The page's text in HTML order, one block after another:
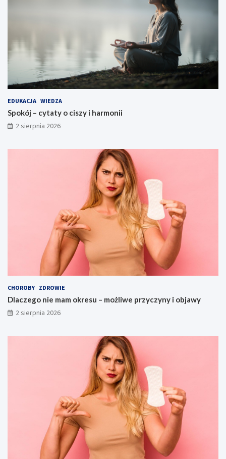
EDUKACJA WIEDZA
Spokój – cytaty o ciszy i harmonii
2 sierpnia 2026
CHOROBY ZDROWIE
Dlaczego nie mam okresu – możliwe przyczyny i objawy
2 sierpnia 2026